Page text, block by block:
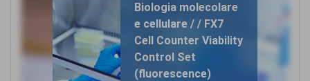
Biologia molecolare
e cellulare / / FX7
Cell Counter Viability
Control Set
(fluorescence)